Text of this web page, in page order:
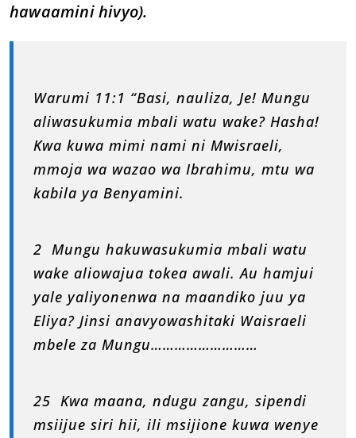
hawaamini hivyo).
Warumi 11:1 “Basi, nauliza, Je! Mungu
aliwasukumia mbali watu wake? Hasha!
Kwa kuwa mimi nami ni Mwisraeli,
mmoja wa wazao wa Ibrahimu, mtu wa
kabila ya Benyamini.
2 Mungu hakuwasukumia mbali watu
wake aliowajua tokea awali. Au hamjui
yale yaliyonenwa na maandiko juu ya
Eliya? Jinsi anavyowashitaki Waisraeli
mbele za Mungu………………………
25 Kwa maana, ndugu zangu, sipendi
msiijue siri hii, ili msijione kuwa wenye